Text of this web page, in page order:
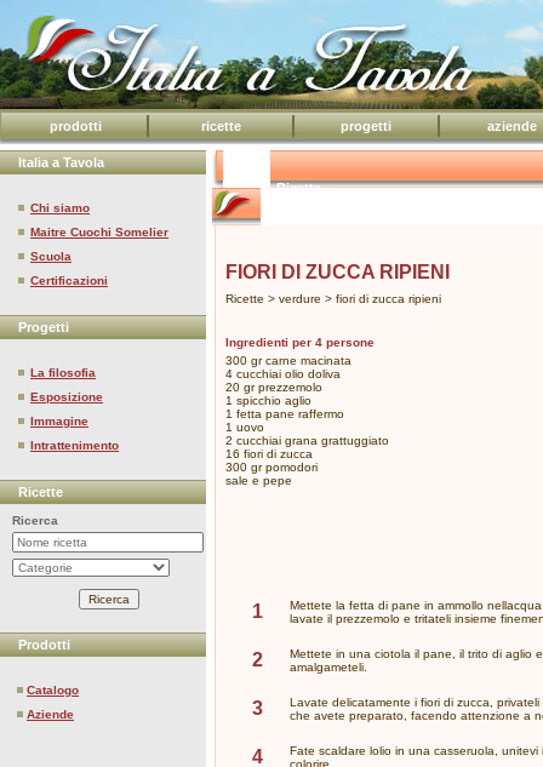
prodotti ricette progetti aziende
Italia a Tavola
Chi siamo
Maitre Cuochi Somelier
Scuola
Certificazioni
Progetti
La filosofia
Esposizione
Immagine
Intrattenimento
Ricette
Ricerca
Prodotti
Catalogo
Aziende
Ricette
FIORI DI ZUCCA RIPIENI
Ricette > verdure > fiori di zucca ripieni
Ingredienti per 4 persone
300 gr carne macinata
4 cucchiai olio doliva
20 gr prezzemolo
1 spicchio aglio
1 fetta pane raffermo
1 uovo
2 cucchiai grana grattuggiato
16 fiori di zucca
300 gr pomodori
sale e pepe
1
Mettete la fetta di pane in ammollo
lavate il prezzemolo e tritateli insieme
2
Mettete in una ciotola il pane, il trito di aglio
amalgameteli.
3
Lavate delicatamente i fiori di zucca,
che avete preparato, facendo attenzione a
4
Fate scaldare lolio in una casseruola,
colorire